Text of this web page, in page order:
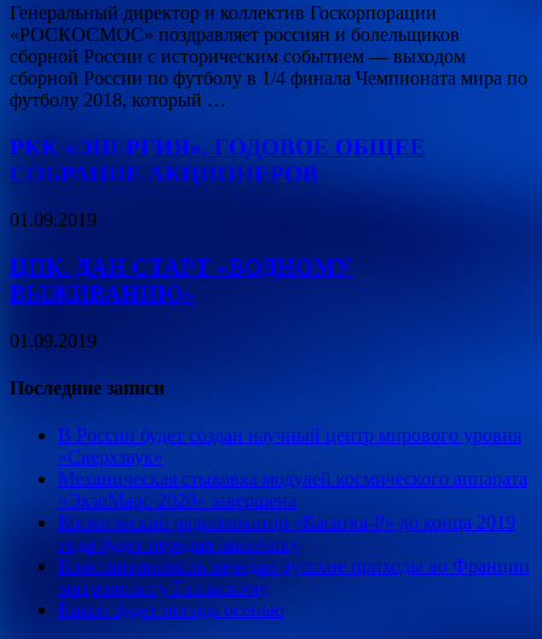
Генеральный директор и коллектив Госкорпорации
«РОСКОСМОС» поздравляет россиян и болельщиков
сборной России с историческим событием — выходом
сборной России по футболу в 1/4 финала Чемпионата мира по
футболу 2018, который …
РКК «ЭНЕРГИЯ». ГОДОВОЕ ОБЩЕЕ
СОБРАНИЕ АКЦИОНЕРОВ
01.09.2019
ЦПК. ДАН СТАРТ «ВОДНОМУ
ВЫЖИВАНИЮ»
01.09.2019
Последние записи
В России будет создан научный центр мирового уровня
«Сверхзвук»
Механическая стыковка модулей космического аппарата
«ЭкзоМарс-2020» завершена
Космический радиолокатор «Касатка-Р» до конца 2019
года будет передан заказчику
Константинополь передал русские приходы во Франции
митрополиту Галльскому
Какой будет погода осенью